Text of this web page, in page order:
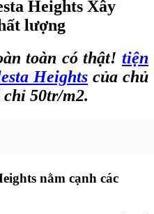
Heights Xây
lượng
toàn có thật! tiện
Heights của chủ
50tr/m2.
nằm cạnh các